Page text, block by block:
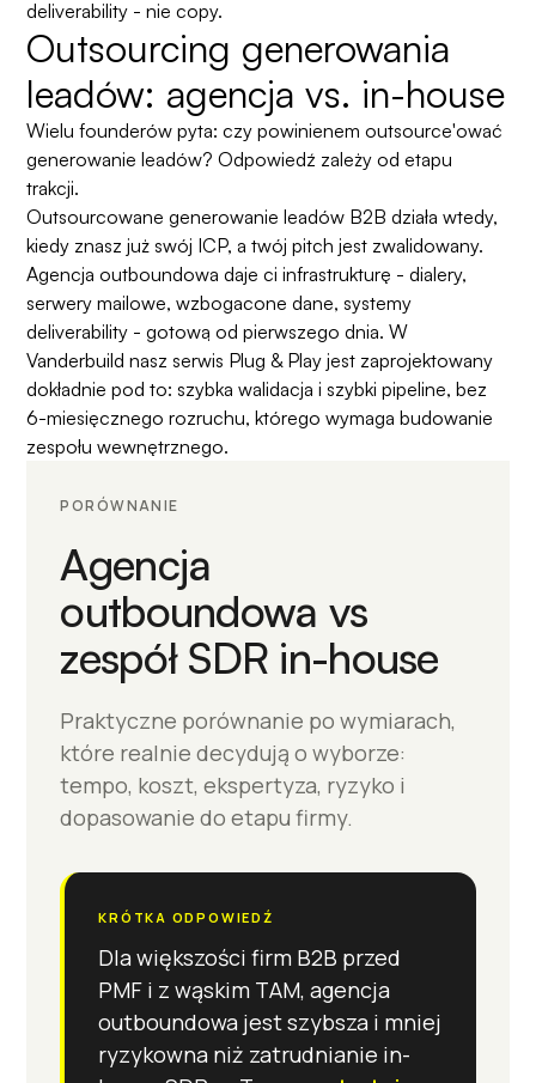
deliverability - nie copy.
Outsourcing generowania
leadów: agencja vs. in-house
Wielu founderów pyta: czy powinienem outsource'ować
generowanie leadów? Odpowiedź zależy od etapu
trakcji.
Outsourcowane generowanie leadów B2B działa wtedy,
kiedy znasz już swój ICP, a twój pitch jest zwalidowany.
Agencja outboundowa daje ci infrastrukturę - dialery,
serwery mailowe, wzbogacone dane, systemy
deliverability - gotową od pierwszego dnia. W
Vanderbuild nasz serwis Plug & Play jest zaprojektowany
dokładnie pod to: szybka walidacja i szybki pipeline, bez
6-miesięcznego rozruchu, którego wymaga budowanie
zespołu wewnętrznego.
PORÓWNANIE
Agencja
outboundowa vs
zespół SDR in-house
Praktyczne porównanie po wymiarach,
które realnie decydują o wyborze:
tempo, koszt, ekspertyza, ryzyko i
dopasowanie do etapu firmy.
KRÓTKA ODPOWIEDŹ
Dla większości firm B2B przed
PMF i z wąskim TAM, agencja
outboundowa jest szybsza i mniej
ryzykowna niż zatrudnianie in-